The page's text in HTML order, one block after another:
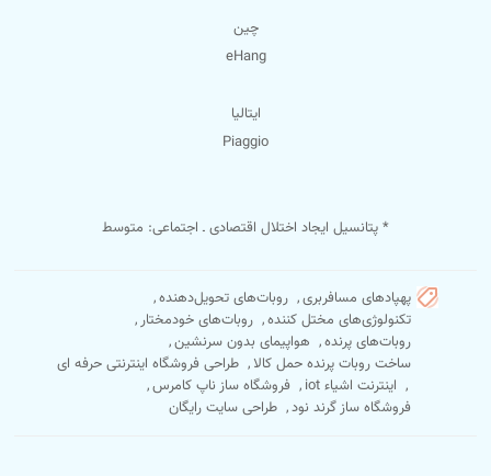
چین
eHang
ایتالیا
Piaggio
* پتانسیل ایجاد اختلال اقتصادی ـ اجتماعی: متوسط
پهپادهای مسافربری, روبات‌های تحویل‌دهنده,
تکنولوژی‌های مختل کننده, روبات‌های خودمختار ,
روبات‌های پرنده, هواپیمای بدون سرنشین,
ساخت روبات پرنده‌ حمل کالا , طراحی فروشگاه اینترنتی حرفه ای
, اینترنت اشیاء iot , فروشگاه ساز ناپ کامرس,
فروشگاه ساز گرند نود, طراحی سایت رایگان